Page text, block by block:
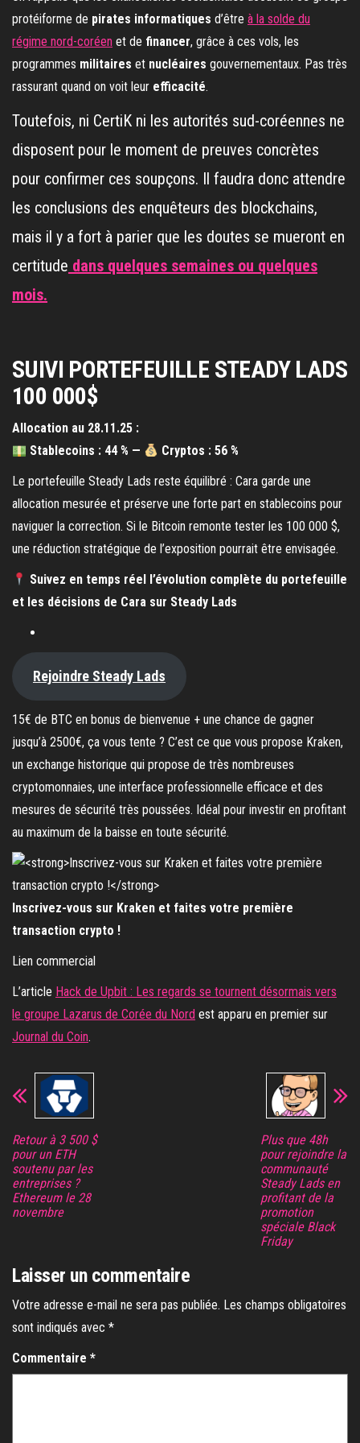
protéiforme de pirates informatiques d’être à la solde du
régime nord-coréen et de financer, grâce à ces vols, les
programmes militaires et nucléaires gouvernementaux. Pas très
rassurant quand on voit leur efficacité.
Toutefois, ni CertiK ni les autorités sud-coréennes ne
disposent pour le moment de preuves concrètes
pour confirmer ces soupçons. Il faudra donc attendre
les conclusions des enquêteurs des blockchains,
mais il y a fort à parier que les doutes se mueront en
certitude dans quelques semaines ou quelques
mois.
SUIVI PORTEFEUILLE STEADY LADS
100 000$
Allocation au 28.11.25 :
Stablecoins : 44 % —
Cryptos : 56 %
Le portefeuille Steady Lads reste équilibré : Cara garde une
allocation mesurée et préserve une forte part en stablecoins pour
naviguer la correction. Si le Bitcoin remonte tester les 100 000 $,
une réduction stratégique de l’exposition pourrait être envisagée.
Suivez en temps réel l’évolution complète du portefeuille
et les décisions de Cara sur Steady Lads
Rejoindre Steady Lads
15€ de BTC en bonus de bienvenue + une chance de gagner
jusqu’à 2500€, ça vous tente ? C’est ce que vous propose Kraken,
un exchange historique qui propose de très nombreuses
cryptomonnaies, une interface professionnelle efficace et des
mesures de sécurité très poussées. Idéal pour investir en profitant
au maximum de la baisse en toute sécurité.
Inscrivez-vous sur Kraken et faites votre première
transaction crypto !
Lien commercial
L’article Hack de Upbit : Les regards se tournent désormais vers
le groupe Lazarus de Corée du Nord est apparu en premier sur
Journal du Coin.
Retour à 3 500 $
pour un ETH
soutenu par les
entreprises ?
Ethereum le 28
novembre
Plus que 48h
pour rejoindre la
communauté
Steady Lads en
profitant de la
promotion
spéciale Black
Friday
Laisser un commentaire
Votre adresse e-mail ne sera pas publiée. Les champs obligatoires
sont indiqués avec *
Commentaire *